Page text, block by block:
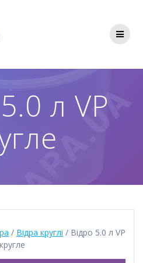
л VР
/ Відра круглі / Відро 5.0 л VР
кругле